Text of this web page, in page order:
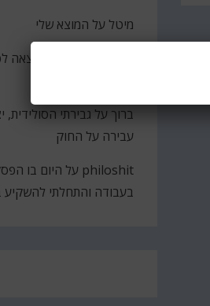
מיטל על המוצא שלי
ברוך על גבירתי הסולידית,
עבירה על החוק
philoshit על היום בו
בעבודה והתחלתי להשקיע